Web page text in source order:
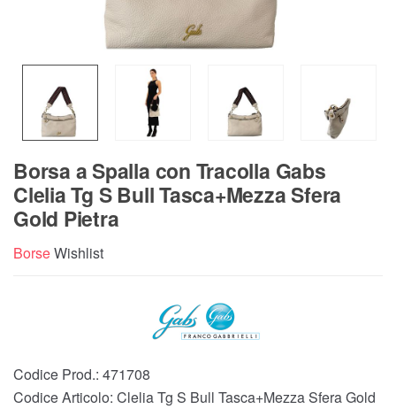
Borsa a Spalla con Tracolla Gabs
Clelia Tg S Bull Tasca+Mezza Sfera
Gold Pietra
BorseWishlist
Codice Prod.: 471708
Codice Articolo: Clelia Tg S Bull Tasca+Mezza Sfera Gold